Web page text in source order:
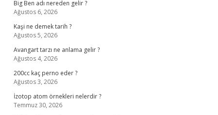
Big Ben adı nereden gelir ?
Ağustos 6, 2026
Kaşi ne demek tarih ?
Ağustos 5, 2026
Avangart tarzı ne anlama gelir ?
Ağustos 4, 2026
200cc kaç perno eder ?
Ağustos 3, 2026
İzotop atom örnekleri nelerdir ?
Temmuz 30, 2026